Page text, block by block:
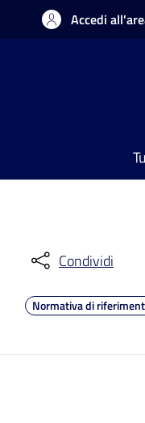
Accedi
Condividi
Normativa di